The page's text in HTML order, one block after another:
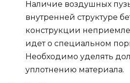
Наличие воздушных
внутренней структуре
конструкции
идет о специальном
Необходимо уделять
уплотнению материала.